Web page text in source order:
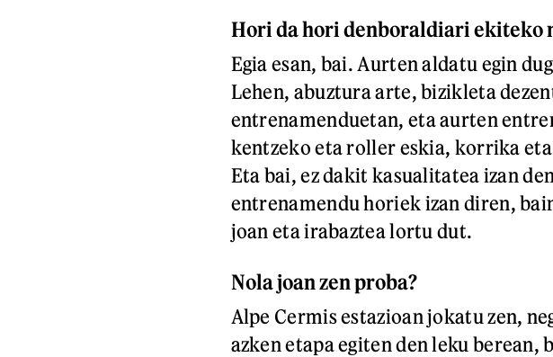
Hori da hori denboraldiari ekiteko
Egia esan, bai. Aurten aldatu egin
Lehen, abuztura arte, bizikleta
entrenamenduetan, eta aurten
kentzeko eta roller eskia, korrika
Eta bai, ez dakit kasualitatea izan
entrenamendu horiek izan diren,
joan eta irabaztea lortu dut.
Nola joan zen proba?
Alpe Cermis estazioan jokatu zen,
azken etapa egiten den leku